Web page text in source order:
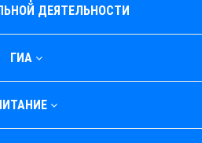
ДЕЯТЕЛЬНОСТИ
ГИА